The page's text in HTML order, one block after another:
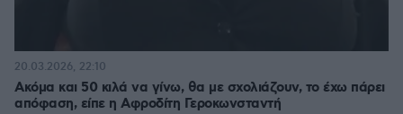
Ακόμα και 50 κιλά να γίνω, θα με σχολιάζουν, το έχω πάρει
απόφαση, είπε η Αφροδίτη Γεροκωνσταντή
20.03.2026, 22:10